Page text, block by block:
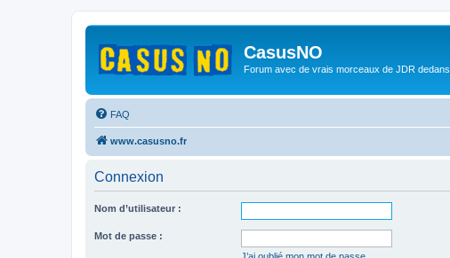
CasusNO
Forum avec de vrais morceaux de JDR dedans.
FAQ
www.casusno.fr
Connexion
Nom d’utilisateur :
Mot de passe :
J’ai oublié mon mot de passe